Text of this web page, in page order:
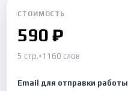
СТОИМОСТЬ
590 ₽
5 стр.•1160 слов
Email для отправки работы